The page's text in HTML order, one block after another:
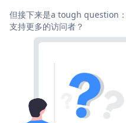
但接下来是a tough question
支持更多的访问者？